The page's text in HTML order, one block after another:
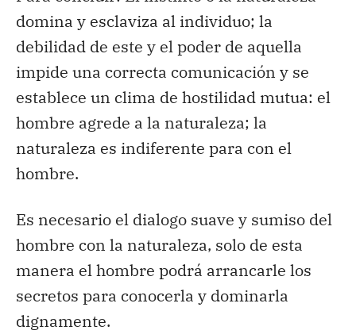
domina y esclaviza al individuo; la
debilidad de este y el poder de aquella
impide una correcta comunicación y se
establece un clima de hostilidad mutua: el
hombre agrede a la naturaleza; la
naturaleza es indiferente para con el
hombre.
Es necesario el dialogo suave y sumiso del
hombre con la naturaleza, solo de esta
manera el hombre podrá arrancarle los
secretos para conocerla y dominarla
dignamente.